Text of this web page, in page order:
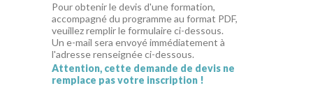
EN PRATIQUE
NOUS CONNAÎTRE
CONSEILS MICRO-COACHING
Pour obtenir le devis d'une formation,
accompagné du programme au format PDF,
veuillez remplir le formulaire ci-dessous.
Un e-mail sera envoyé immédiatement à
l'adresse renseignée ci-dessous.
Attention, cette demande de devis ne
remplace pas votre inscription !